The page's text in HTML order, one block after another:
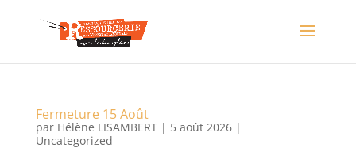
Fermeture 15 Août
par Hélène LISAMBERT| 5 août 2026|
Uncategorized